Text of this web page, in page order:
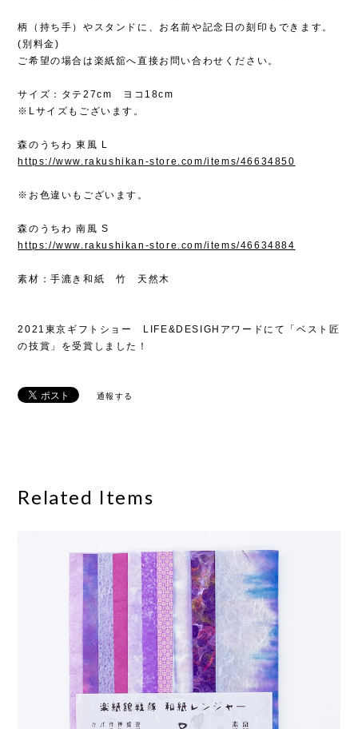
柄（持ち手）やスタンドに、お名前や記念日の刻印もできます。
(別料金)
ご希望の場合は楽紙舘へ直接お問い合わせください。
サイズ：タテ27cm ヨコ18cm
※Lサイズもございます。
森のうちわ 東風 L
https://www.rakushikan-store.com/items/46634850
※お色違いもございます。
森のうちわ 南風 S
https://www.rakushikan-store.com/items/46634884
素材：手漉き和紙 竹 天然木
2021東京ギフトショー LIFE&DESIGHアワードにて「ベスト匠
の技賞」を受賞しました！
通報する
Related Items